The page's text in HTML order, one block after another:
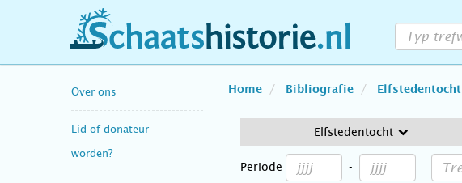
schaatshistorie.nl
Over ons
Lid of donateur
worden?
Home Bibliografie Elfstedentocht
Elfstedentocht
Periode -